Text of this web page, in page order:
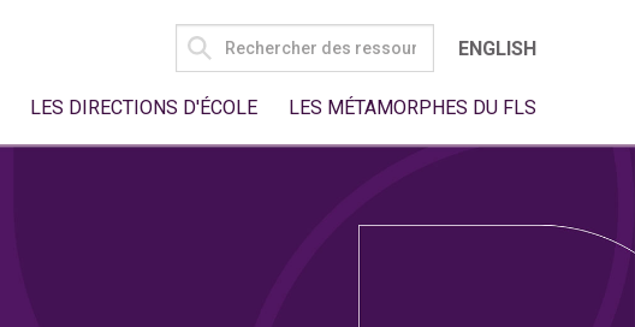
SEARCH
FOR:
ENGLISH
LES DIRECTIONS D'ÉCOLE LES MÉTAMORPHES DU FLS